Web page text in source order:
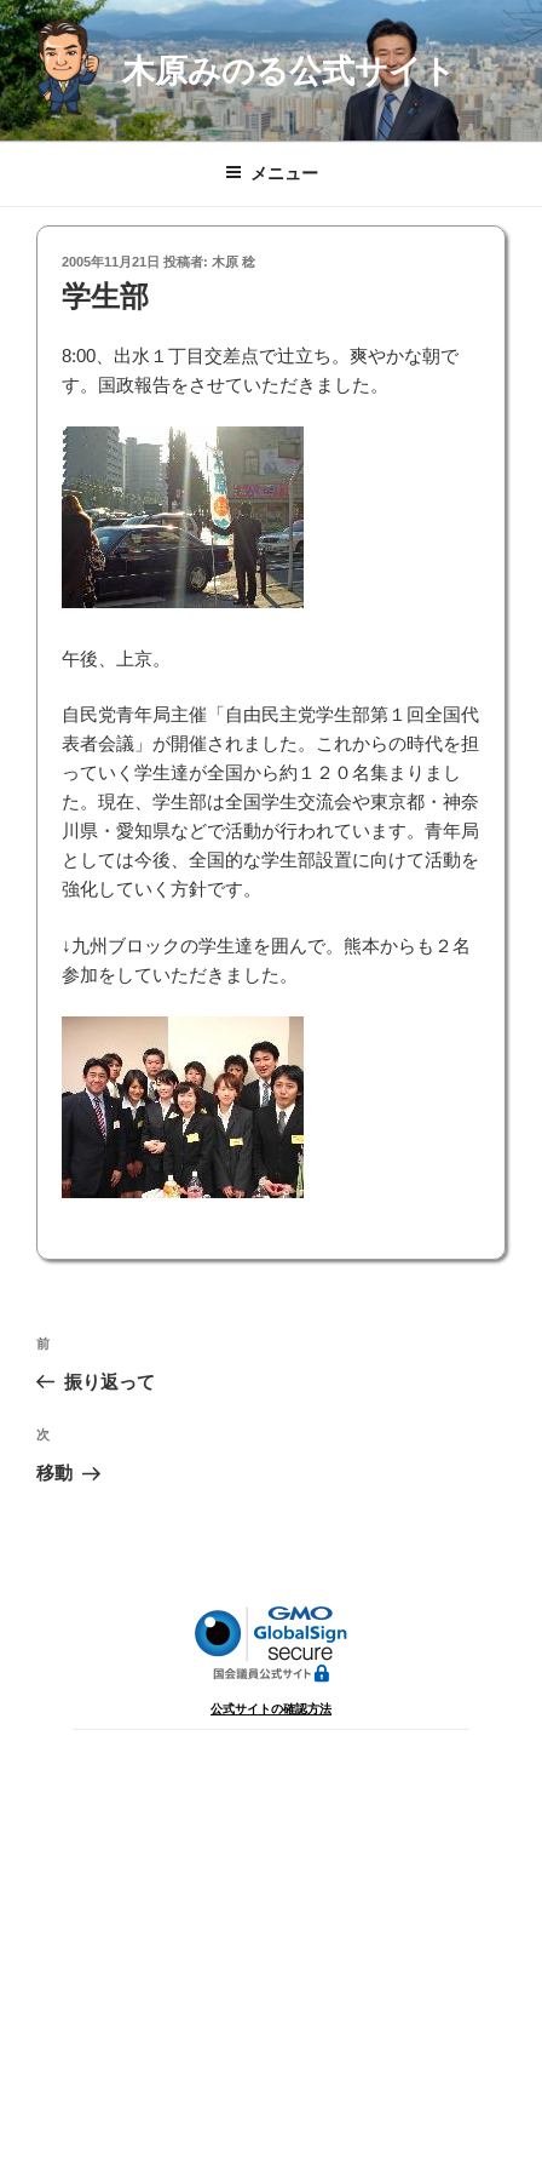
コ
ン
テ
ン
ツ
木原みのる公式サイト
メニュー
投
稿
日:
2005年11月21日 投稿者: 木原 稔
学生部
8:00、出水１丁目交差点で辻立ち。爽やかな朝で
す。国政報告をさせていただきました。
午後、上京。
自民党青年局主催「自由民主党学生部第１回全国代
表者会議」が開催されました。これからの時代を担
っていく学生達が全国から約１２０名集まりまし
た。現在、学生部は全国学生交流会や東京都・神奈
川県・愛知県などで活動が行われています。青年局
としては今後、全国的な学生部設置に向けて活動を
強化していく方針です。
↓九州ブロックの学生達を囲んで。熊本からも２名
参加をしていただきました。
投
ビ
ゲ
前
の
稿
前
振り返って
次
の
次
移動
公式サイトの確認方法